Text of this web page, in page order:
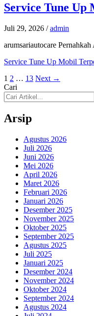
Service Tune Up
Juli 29, 2026 /admin
arumsariautocare
Service Tune Up Mobil
1 2 … 13 Next →
Cari
Arsip
Agustus 2026
Juli 2026
Juni 2026
Mei 2026
April 2026
Maret 2026
Februari 2026
Januari 2026
Desember 2025
November 2025
Oktober 2025
September 2025
Agustus 2025
Juli 2025
Januari 2025
Desember 2024
November 2024
Oktober 2024
September 2024
Agustus 2024